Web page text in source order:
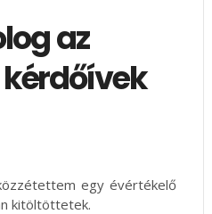
az
egy évértékelő
kitöltöttetek.